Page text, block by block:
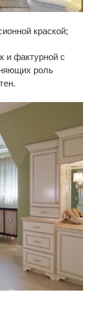
краской;
и фактурной с
роль